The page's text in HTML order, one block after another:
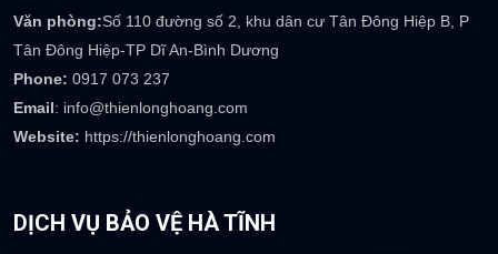
Văn phòng:Số 110 đường số 2, khu dân cư Tân Đông Hiệp B, P
Tân Đông Hiệp-TP Dĩ An-Bình Dương
Phone: 0917 073 237
Email: info@thienlonghoang.com
Website: https://thienlonghoang.com
DỊCH VỤ BẢO VỆ HÀ TĨNH